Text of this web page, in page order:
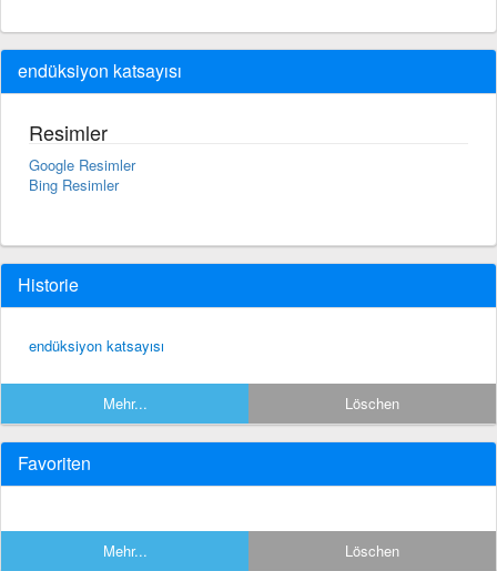
endüksiyon katsayısı
Resimler
Google Resimler
Bing Resimler
Historie
endüksiyon katsayısı
Mehr... Löschen
Favoriten
Mehr... Löschen